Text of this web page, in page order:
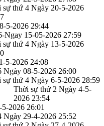
sự thứ 4 Ngày 20-5-2026
5-2026 29:44
Ngay 15-05-2026 27:59
sự thứ 4 Ngày 13-5-2026
5-2026 24:08
Ngày 08-5-2026 26:00
sự thứ 4 Ngày 6-5-2026 28:59
Thời sự thứ 2 Ngày 4-5-
2026 23:54
2026 26:01
Ngày 29-4-2026 25:52